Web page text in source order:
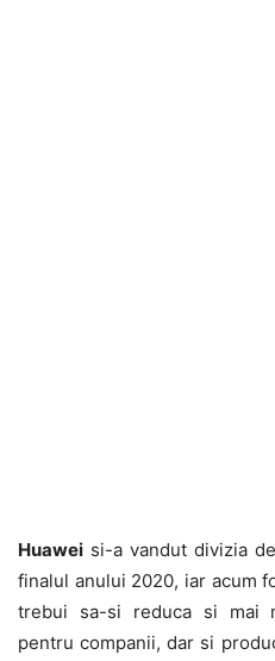
Huawei si-a vandut divizia
finalul anului 2020, iar acum
trebui sa-si reduca si mai
pentru companii, dar si